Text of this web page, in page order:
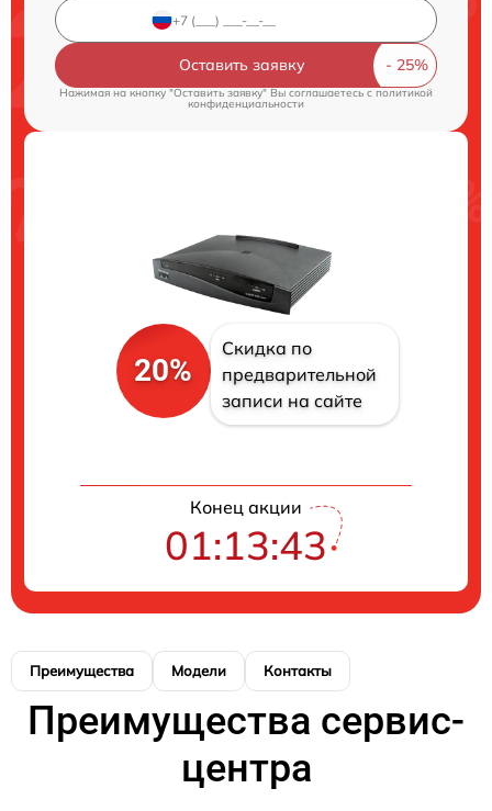
Оставить заявку
Нажимая на кнопку "Оставить заявку" Вы соглашаетесь cполитикой
конфиденциальности
20%
Скидка по
предварительной
записи на сайте
Конец акции
01:13:43
Преимущества Модели Контакты
Преимущества сервис-
центра